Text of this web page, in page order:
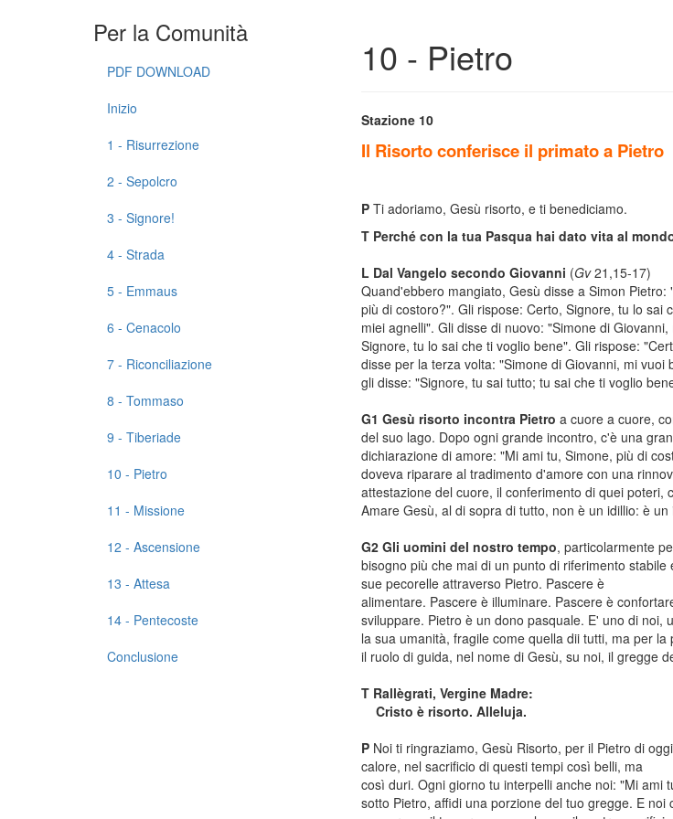
Per la Comunità
PDF DOWNLOAD
Inizio
1 - Risurrezione
2 - Sepolcro
3 - Signore!
4 - Strada
5 - Emmaus
6 - Cenacolo
7 - Riconciliazione
8 - Tommaso
9 - Tiberiade
10 - Pietro
11 - Missione
12 - Ascensione
13 - Attesa
14 - Pentecoste
Conclusione
10 - Pietro
Stazione 10
Il Risorto conferisce il primato a Pietro
PTi adoriamo, Gesù risorto, e ti benediciamo.
TPerché con la tua Pasqua hai dato vita al
L Dal Vangelo secondo Giovanni (Gv21,15-17)
Quand'ebbero mangiato, Gesù disse a Simon
più di costoro?". Gli rispose: Certo, Signore, tu lo sai
miei agnelli". Gli disse di nuovo: "Simone di
Signore, tu lo sai che ti voglio bene". Gli rispose:
disse per la terza volta: "Simone di Giovanni, mi
gli disse: "Signore, tu sai tutto; tu sai che ti voglio
G1 Gesù risorto incontra Pietro a cuore a cuore,
del suo lago. Dopo ogni grande incontro, c'è una
dichiarazione di amore: "Mi ami tu, Simone, più di
doveva riparare al tradimento d'amore con una
attestazione del cuore, il conferimento di quei poteri,
Amare Gesù, al di sopra di tutto, non è un idillio: è
G2 Gli uomini del nostro tempo, particolarmente
bisogno più che mai di un punto di riferimento
sue pecorelle attraverso Pietro. Pascere è
alimentare. Pascere è illuminare. Pascere è
sviluppare. Pietro è un dono pasquale. E' uno di noi,
la sua umanità, fragile come quella dii tutti, ma per
il ruolo di guida, nel nome di Gesù, su noi, il gregge
TRallègrati, Vergine Madre:
Cristo è risorto. Alleluja.
PNoi ti ringraziamo, Gesù Risorto, per il Pietro di
calore, nel sacrificio di questi tempi così belli, ma
così duri. Ogni giorno tu interpelli anche noi: "Mi ami
sotto Pietro, affidi una porzione del tuo gregge. E